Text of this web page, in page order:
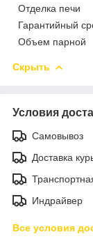
Отделка печи
Гарантийный
Объем парной
Скрыть
Условия
Самовывоз
Доставка
Индрайвер
Все условия